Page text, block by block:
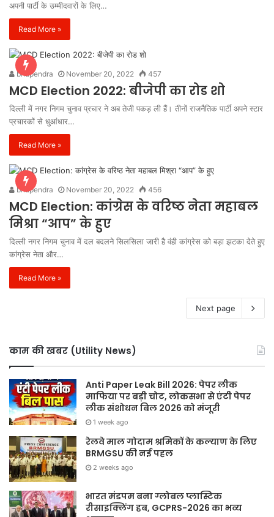
अपनी पार्टी के उम्मीदवारों के लिए…
Read More »
bhupendra November 20, 2022 457
MCD Election 2022: बीजेपी का रोड शो
दिल्ली में नगर निगम चुनाव प्रचार ने अब तेजी पकड़ ली हैं। तीनों राजनैतिक पार्टी अपने स्टार
प्रचारकों से धुआंधार…
Read More »
bhupendra November 20, 2022 456
MCD Election: कांग्रेस के वरिष्ठ नेता महाबल
मिश्रा “आप” के हुए
दिल्ली नगर निगम चुनाव में दल बदलने सिलसिला जारी है वंही कांग्रेस को बड़ा झटका देते हुए
कांग्रेस नेता और…
Read More »
Next page
काम की खबर (Utility News)
Anti Paper Leak Bill 2026: पेपर लीक
माफिया पर बड़ी चोट, लोकसभा से एंटी पेपर
लीक संशोधन बिल 2026 को मंजूरी
1 week ago
रेलवे माल गोदाम श्रमिकों के कल्याण के लिए
BRMGSU की नई पहल
2 weeks ago
भारत मंडपम बना ग्लोबल प्लास्टिक
रीसाइक्लिंग हब, GCPRS-2026 का भव्य